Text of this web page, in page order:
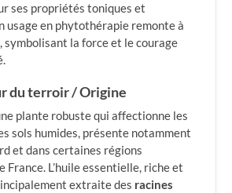
ses propriétés toniques et
usage en phytothérapie remonte à
symbolisant la force et le courage
du terroir / Origine
plante robuste qui affectionne les
sols humides, présente notamment
et dans certaines régions
France. L’huile essentielle, riche et
extraite des racines